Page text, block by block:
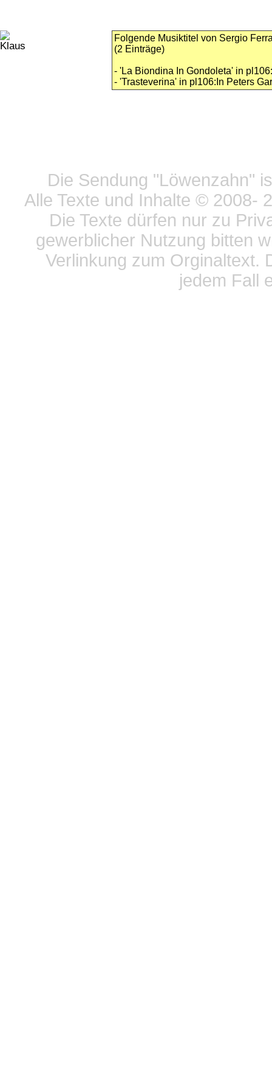
Folgende Musiktitel von Sergio
(2 Einträge)
- 'La Biondina In Gondoleta' in
- 'Trasteverina' in pl106:In Peters
Die Sendung "Löwenzahn"
Alle Texte und Inhalte © 2008-
Die Texte dürfen nur zu
gewerblicher Nutzung bitten
Verlinkung zum Orginaltext.
jedem Fall